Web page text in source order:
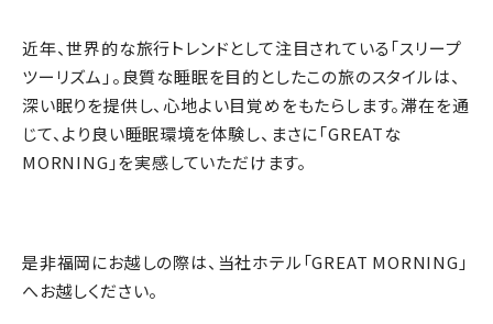
近年、世界的な旅行トレンドとして注目されている「スリープ
ツーリズム」。良質な睡眠を目的としたこの旅のスタイルは、
深い眠りを提供し、心地よい目覚めをもたらします。滞在を通
じて、より良い睡眠環境を体験し、まさに「GREATな
MORNING」を実感していただけます。
是非福岡にお越しの際は、当社ホテル「GREAT MORNING」
へお越しください。